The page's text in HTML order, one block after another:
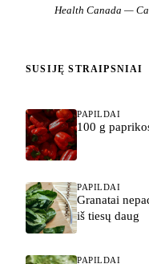
Health Canada —
SUSIJĘ STRAIPSNIAI
PAPILDAI
100 g
PAPILDAI
Granatai
iš tiesų daug
PAPILDAI